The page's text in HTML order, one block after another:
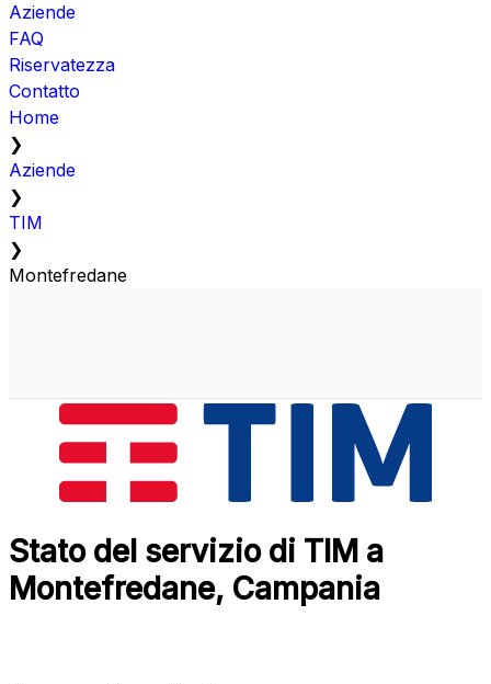
Aziende
FAQ
Riservatezza
Contatto
Home
❯
Aziende
❯
TIM
❯
Montefredane
Stato del servizio di TIM a
Montefredane, Campania